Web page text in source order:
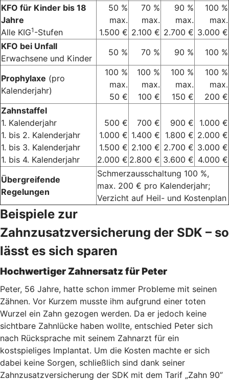
KFO für Kinder bis 18
Jahre
Alle KIG1 -Stufen
50 %
max.
1.500 €
70 %
max.
2.100 €
90 %
max.
2.700 €
100 %
max.
3.000 €
KFO bei Unfall
Erwachsene und Kinder
50 % 70 % 90 % 100 %
Prophylaxe (pro
Kalenderjahr)
100 %
max.
50 €
100 %
max.
100 €
100 %
max.
150 €
100 %
max.
200 €
Zahnstaffel
1. Kalenderjahr
1. bis 2. Kalenderjahr
1. bis 3. Kalenderjahr
1. bis 4. Kalenderjahr
500 €
1.000 €
1.500 €
2.000 €
700 €
1.400 €
2.100 €
2.800 €
900 €
1.800 €
2.700 €
3.600 €
1.000 €
2.000 €
3.000 €
4.000 €
Übergreifende
Regelungen
Schmerzausschaltung 100 %,
max. 200 € pro Kalenderjahr;
Verzicht auf Heil- und Kostenplan
Beispiele zur
Zahnzusatzversicherung der SDK – so
lässt es sich sparen
Hochwertiger Zahnersatz für Peter
Peter, 56 Jahre, hatte schon immer Probleme mit seinen
Zähnen. Vor Kurzem musste ihm aufgrund einer toten
Wurzel ein Zahn gezogen werden. Da er jedoch keine
sichtbare Zahnlücke haben wollte, entschied Peter sich
nach Rücksprache mit seinem Zahnarzt für ein
kostspieliges Implantat. Um die Kosten machte er sich
dabei keine Sorgen, schließlich sind dank seiner
Zahnzusatzversicherung der SDK mit dem Tarif „Zahn 90”